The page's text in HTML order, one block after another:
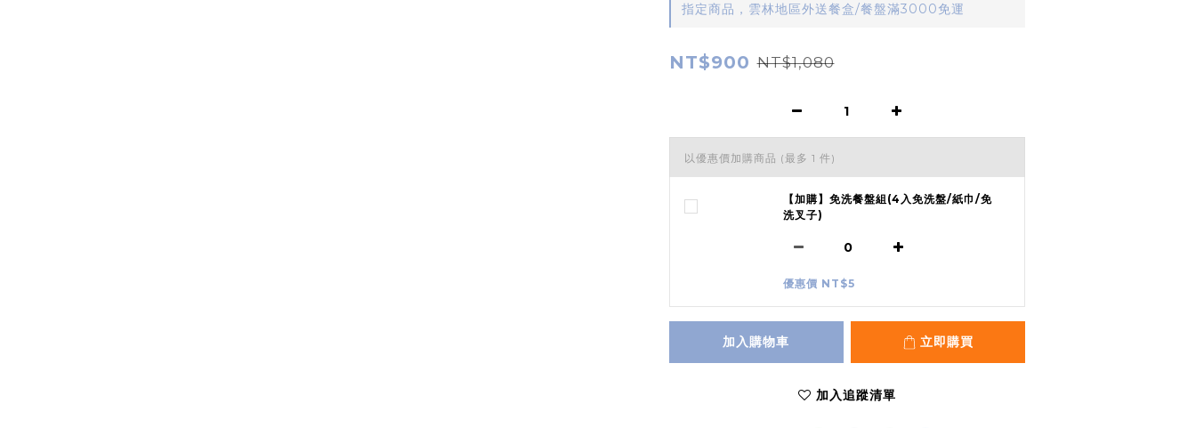
指定商品，雲林地區外送餐盒/餐盤滿3000免運
NT$900 NT$1,080
以優惠價加購商品 (最多 1 件)
【加購】免洗餐盤組(4入免洗盤/紙巾/免
洗叉子)
優惠價 NT$5
加入購物車 立即購買
加入追蹤清單